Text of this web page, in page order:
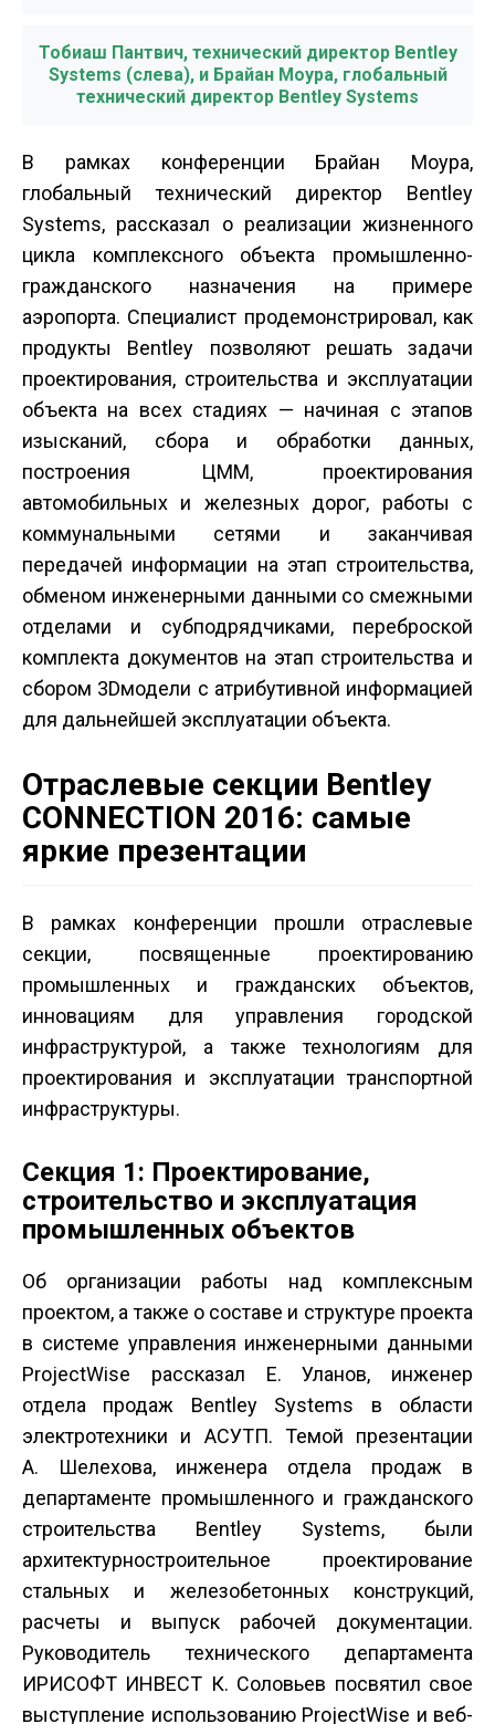
Тобиаш Пантвич, технический директор Bentley
Systems (слева), и Брайан Моура, глобальный
технический директор Bentley Systems
В рамках конференции Брайан Моура,
глобальный технический директор Bentley
Systems, рассказал о реализации жизненного
цикла комплексного объекта промышленно­
гражданского назначения на примере
аэропорта. Специалист продемонстрировал, как
продукты Bentley позволяют решать задачи
проектирования, строительства и эксплуатации
объекта на всех стадиях — начиная с этапов
изысканий, сбора и обработки данных,
построения ЦММ, проектирования
автомобильных и железных дорог, работы с
коммунальными сетями и заканчивая
передачей информации на этап строительства,
обменом инженерными данными со смежными
отделами и субподрядчиками, переброской
комплекта документов на этап строительства и
сбором 3D­модели с атрибутивной информацией
для дальнейшей эксплуатации объекта.
Отраслевые секции Bentley
CONNECTION 2016: самые
яркие презентации
В рамках конференции прошли отраслевые
секции, посвященные проектированию
промышленных и гражданских объектов,
инновациям для управления городской
инфраструктурой, а также технологиям для
проектирования и эксплуатации транспортной
инфраструктуры.
Секция 1: Проектирование,
строительство и эксплуатация
промышленных объектов
Об организации работы над комплексным
проектом, а также о составе и структуре проекта
в системе управления инженерными данными
ProjectWise рассказал Е. Уланов, инженер
отдела продаж Bentley Systems в области
электротехники и АСУТП. Темой презентации
А. Шелехова, инженера отдела продаж в
департаменте промышленного и гражданского
строительства Bentley Systems, были
архитектурно­строительное проектирование
стальных и железобетонных конструкций,
расчеты и выпуск рабочей документации.
Руководитель технического департамента
ИРИСОФТ ИНВЕСТ К. Соловьев посвятил свое
выступление использованию ProjectWise и веб­